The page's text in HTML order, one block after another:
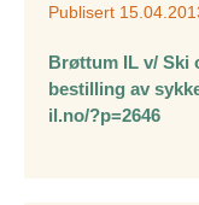
Publisert
Brøttum IL v/ Ski
bestilling av
il.no/?p=2646